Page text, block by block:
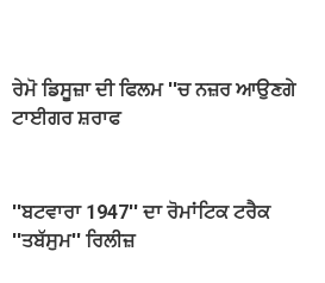
ਰੇਮੋ ਡਿਸੂਜ਼ਾ ਦੀ ਫਿਲਮ ''ਚ ਨਜ਼ਰ ਆਉਣਗੇ
ਟਾਈਗਰ ਸ਼ਰਾਫ
''ਬਟਵਾਰਾ 1947'' ਦਾ ਰੋਮਾਂਟਿਕ ਟਰੈਕ
''ਤਬੱਸੁਮ'' ਰਿਲੀਜ਼